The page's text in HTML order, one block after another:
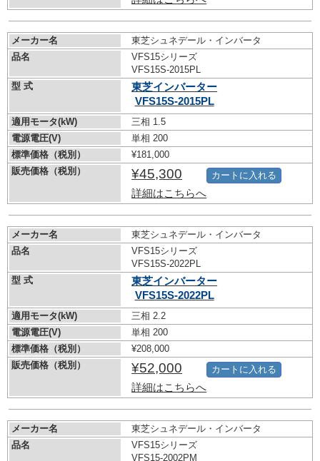
メーカー名
東芝シュネデール・インバータ
品名
VFS15シリーズ
VFS15S-2015PL
型 式
東芝インバーター
VFS15S-2015PL
適用モータ(kW)
三相 1.5
電源電圧(V)
単相 200
標準価格（税別）
¥181,000
販売価格（税別）
¥45,300
詳細はこちらへ
カートに入れる
メーカー名
東芝シュネデール・インバータ
品名
VFS15シリーズ
VFS15S-2022PL
型 式
東芝インバーター
VFS15S-2022PL
適用モータ(kW)
三相 2.2
電源電圧(V)
単相 200
標準価格（税別）
¥208,000
販売価格（税別）
¥52,000
詳細はこちらへ
カートに入れる
メーカー名
東芝シュネデール・インバータ
品名
VFS15シリーズ
VFS15-2002PM